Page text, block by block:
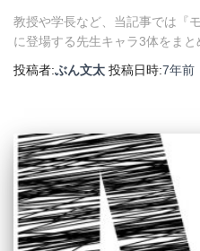
教授や学長など、当記事では『
に登場する先生キャラ3体をまと
投稿者:ぶん文太 投稿日時:7年前